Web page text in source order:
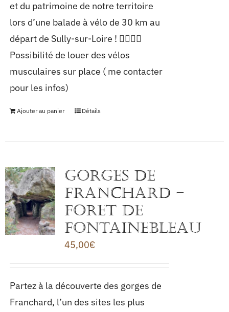
et du patrimoine de notre territoire
lors d’une balade à vélo de 30 km au
départ de Sully-sur-Loire ! 🚴‍♀️🚴‍♂️
Possibilité de louer des vélos
musculaires sur place ( me contacter
pour les infos)
Ajouter au panier Détails
GORGES DE
FRANCHARD –
FORET DE
FONTAINEBLEAU
45,00€
Partez à la découverte des gorges de
Franchard, l’un des sites les plus